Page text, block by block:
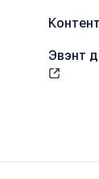
Контент
Эвэнт